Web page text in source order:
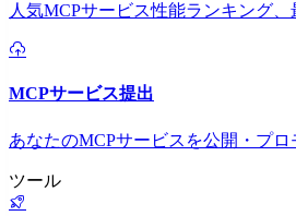
人気MCPサービス性能ランキング、
MCPサービス提出
あなたのMCPサービスを公開・プロ
ツール